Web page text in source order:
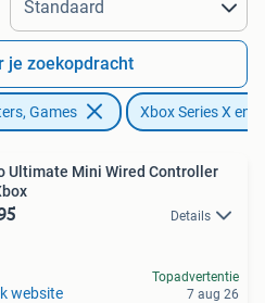
je zoekopdracht
Games Xbox Series X en S
Ultimate Mini Wired Controller
Details
website
Topadvertentie
7 aug 26